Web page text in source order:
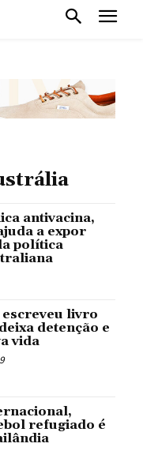
antivacina,
a expor
política
livro
detenção e
vida
refugiado é